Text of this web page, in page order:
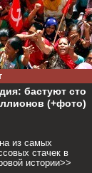
бастуют сто
(+фото)
из самых
стачек в
истории>>